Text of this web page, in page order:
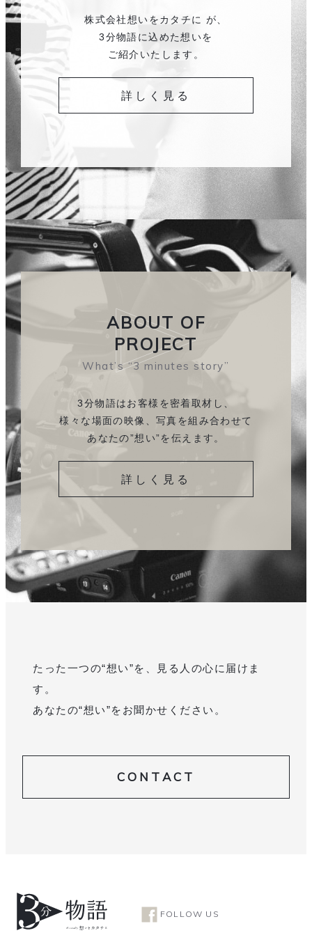
株式会社想いをカタチに が、
3分物語に込めた想いを
ご紹介いたします。
詳しく見る
ABOUT OF
PROJECT
What’s “3 minutes story”
3分物語はお客様を密着取材し、
様々な場面の映像、 写真を組み合わせて
あなたの”想い”を伝えます。
詳しく見る
たった一つの“想い”を、見る人の心に届けま
す。
あなたの“想い”をお聞かせください。
CONTACT
FOLLOW US